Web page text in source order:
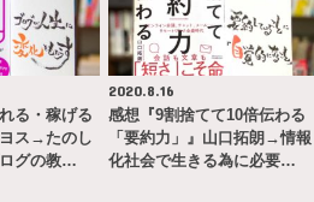
る・稼げる
ス→たのし
グの教…
2020.8.16
感想『9割捨てて10倍伝わる
「要約力」』山口拓朗→情報
化社会で生きる為に必要…